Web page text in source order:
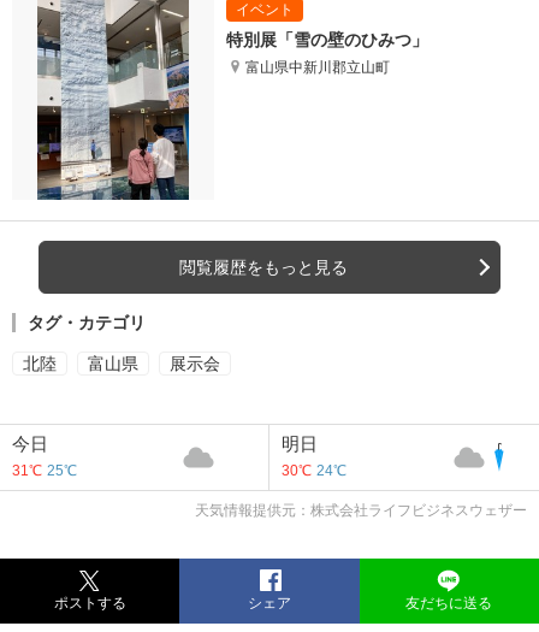
特別展「雪の壁のひみつ」
富山県中新川郡立山町
閲覧履歴をもっと見る
タグ・カテゴリ
北陸 富山県 展示会
今日
31℃ 25℃
明日
30℃ 24℃
天気情報提供元：株式会社ライフビジネスウェザー
ポストする シェア 友だちに送る